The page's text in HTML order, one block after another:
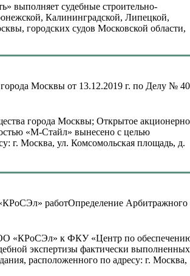
выполняет судебные строительно-
Калининградской, Липецкой,
городских судов Московской области,
Москвы от 13.12.2019 г. по Делу №
города Москвы; Открытое
«М-Стайл» вынесено с целью
г. Москва, ул. Комсомольская площадь, д.
Определение Арбитражного
«КРоСЭл» к ФКУ «Центр по
экспертизы фактически выполненных
расположенного по адресу: г. Москва,